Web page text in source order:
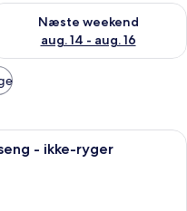
aug. 7 - aug. 9
Næste weekend
aug. 14 - aug. 16
tilgængelighed for næste
hotelværelse med seng,
- ikke-ryger